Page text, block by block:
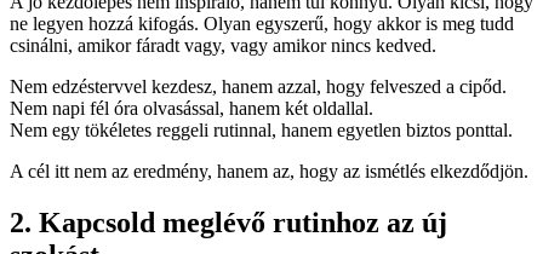
ne legyen hozzá kifogás. Olyan egyszerű, hogy akkor is meg tudd
csinálni, amikor fáradt vagy, vagy amikor nincs kedved.
Nem edzéstervvel kezdesz, hanem azzal, hogy felveszed a cipőd.
Nem napi fél óra olvasással, hanem két oldallal.
Nem egy tökéletes reggeli rutinnal, hanem egyetlen biztos ponttal.
A cél itt nem az eredmény, hanem az, hogy az ismétlés elkezdődjön.
2. Kapcsold meglévő rutinhoz az új